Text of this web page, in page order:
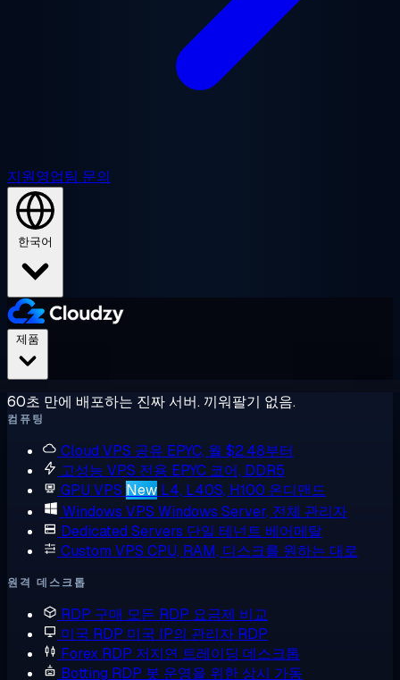
지원영업팀 문의
한국어
60초 만에 배포하는 진짜 서버. 끼워팔기 없음.
컴퓨팅
Cloud VPS 공유 EPYC, 월 $2.48부터
고성능 VPS 전용 EPYC 코어, DDR5
GPU VPS New L4, L40S, H100 온디맨드
Windows VPS Windows Server, 전체 관리자
Dedicated Servers 단일 테넌트 베어메탈
Custom VPS CPU, RAM, 디스크를 원하는 대로
원격 데스크톱
RDP 구매 모든 RDP 요금제 비교
미국 RDP 미국 IP의 관리자 RDP
Forex RDP 저지연 트레이딩 데스크톱
Botting RDP 봇 운영을 위한 상시 가동